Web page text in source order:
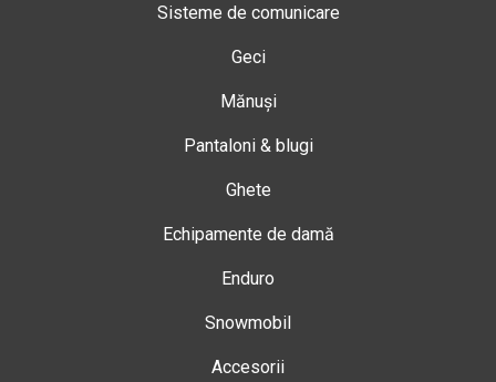
Sisteme de comunicare
Geci
Mănuși
Pantaloni & blugi
Ghete
Echipamente de damă
Enduro
Snowmobil
Accesorii